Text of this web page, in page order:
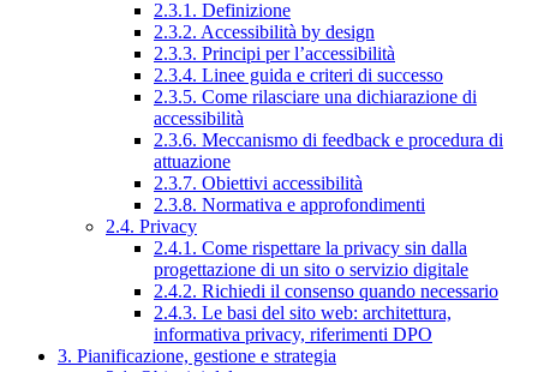
2.3.1. Definizione
2.3.2. Accessibilità by design
2.3.3. Principi per l’accessibilità
2.3.4. Linee guida e criteri di successo
2.3.5. Come rilasciare una dichiarazione di
accessibilità
2.3.6. Meccanismo di feedback e procedura di
attuazione
2.3.7. Obiettivi accessibilità
2.3.8. Normativa e approfondimenti
2.4. Privacy
2.4.1. Come rispettare la privacy sin dalla
progettazione di un sito o servizio digitale
2.4.2. Richiedi il consenso quando necessario
2.4.3. Le basi del sito web: architettura,
informativa privacy, riferimenti DPO
3. Pianificazione, gestione e strategia